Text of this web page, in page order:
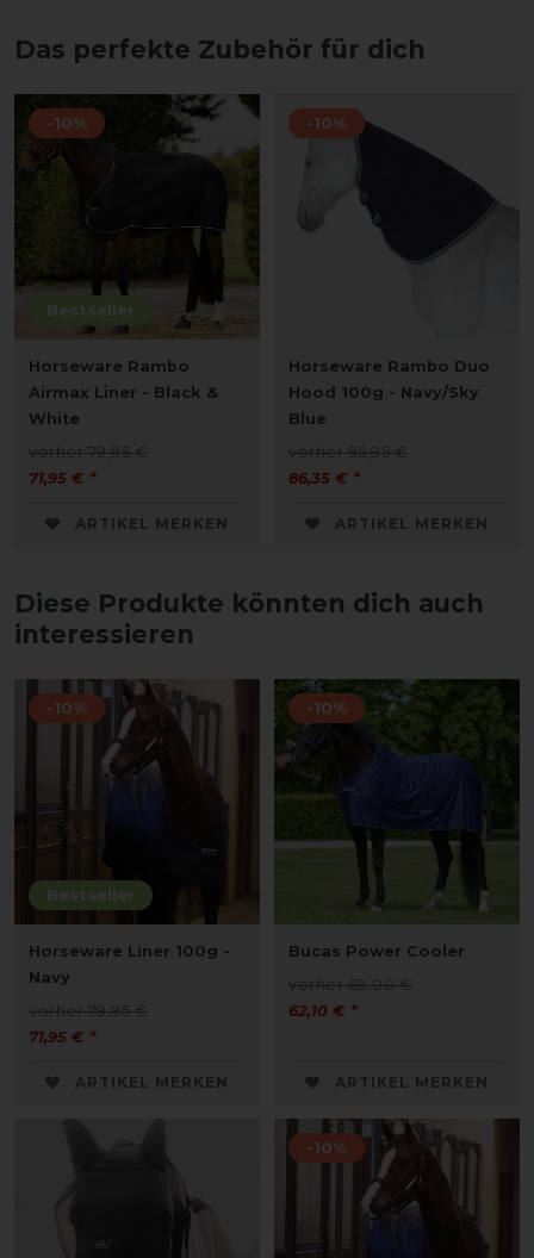
Das perfekte Zubehör für dich
Bestseller
-10%
Horseware Rambo
Airmax Liner - Black &
White
vorher 79,95 €
71,95 € *
ARTIKEL MERKEN
-10%
Horseware Rambo Duo
Hood 100g - Navy/Sky
Blue
vorher 95,95 €
86,35 € *
ARTIKEL MERKEN
Diese Produkte könnten dich auch
interessieren
Bestseller
-10%
Horseware Liner 100g -
Navy
vorher 79,95 €
71,95 € *
ARTIKEL MERKEN
-10%
Bucas Power Cooler
vorher 69,00 €
62,10 € *
ARTIKEL MERKEN
-10%